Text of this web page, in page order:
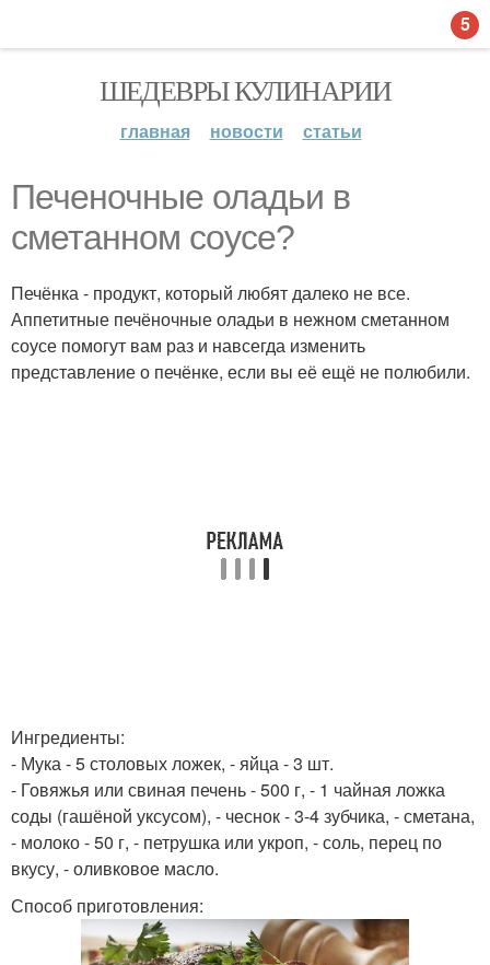
ШЕДЕВРЫ КУЛИНАРИИ
главная новости статьи
Печеночные оладьи в
сметанном соусе?
Печёнка - продукт, который любят далеко не все.
Аппетитные печёночные оладьи в нежном сметанном
соусе помогут вам раз и навсегда изменить
представление о печёнке, если вы её ещё не полюбили.
Ингредиенты:
- Мука - 5 столовых ложек, - яйца - 3 шт.
- Говяжья или свиная печень - 500 г, - 1 чайная ложка
соды (гашёной уксусом), - чеснок - 3-4 зубчика, - сметана,
- молоко - 50 г, - петрушка или укроп, - соль, перец по
вкусу, - оливковое масло.
Способ приготовления:
5